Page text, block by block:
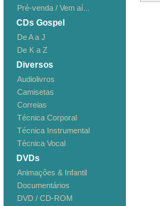
Pré-venda / Vem aí...
CDs Gospel
De A a J
De K a Z
Diversos
Audiolivros
Camisetas
Correias
Técnica Corporal
Técnica Instrumental
Técnica Vocal
DVDs
Animações & Infantil
Documentários
DVD / CD-ROM